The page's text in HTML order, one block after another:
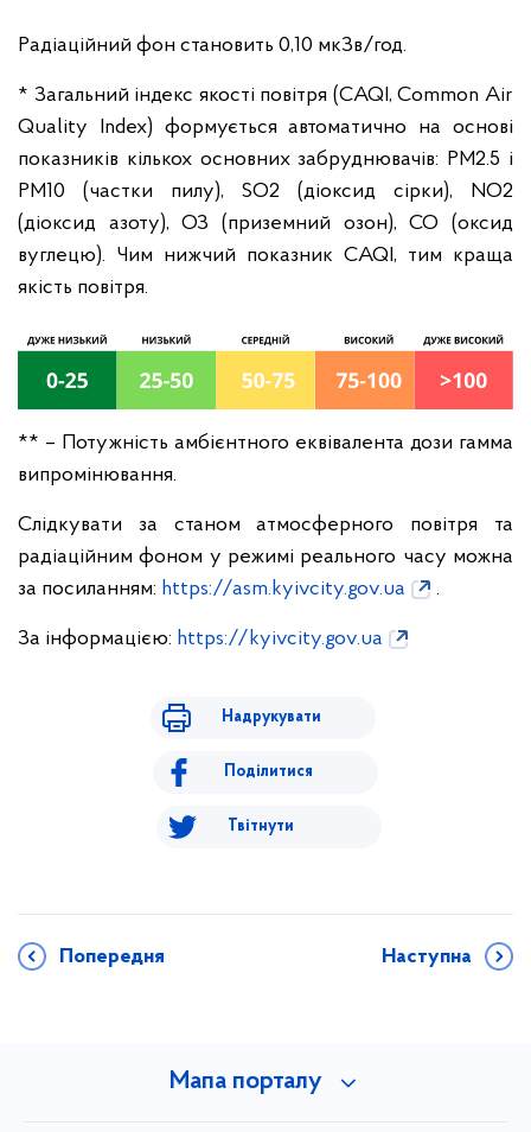
Радіаційний фон становить 0,10 мкЗв/год.
* Загальний індекс якості повітря (CAQI, Common Air
Quality Index) формується автоматично на основі
показників кількох основних забруднювачів: PM2.5 і
PM10 (частки пилу), SO2 (діоксид сірки), NO2
(діоксид азоту), ОЗ (приземний озон), CO (оксид
вуглецю). Чим нижчий показник CAQI, тим краща
якість повітря.
** – Потужність амбієнтного еквівалента дози гамма
випромінювання.
Слідкувати за станом атмосферного повітря та
радіаційним фоном у режимі реального часу можна
за посиланням: https://asm.kyivcity.gov.ua .
За інформацією: https://kyivcity.gov.ua
Надрукувати
Поділитися
Твітнути
Попередня Наступна
Мапа порталу